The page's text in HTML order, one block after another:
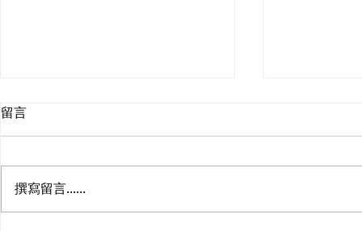
留言
撰寫留言......